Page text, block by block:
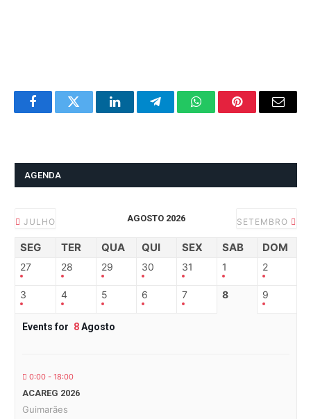
FacebookTwitter LinkedInTelegramWhatsAppPinterestEmail
AGENDA
JULHO AGOSTO 2026 SETEMBRO
SEG TER QUA QUI SEX SAB DOM
27 28 29 30 31 1 2
3 4 5 6 7 8 9
Events for 8Agosto
0:00 - 18:00
ACAREG 2026
Guimarães